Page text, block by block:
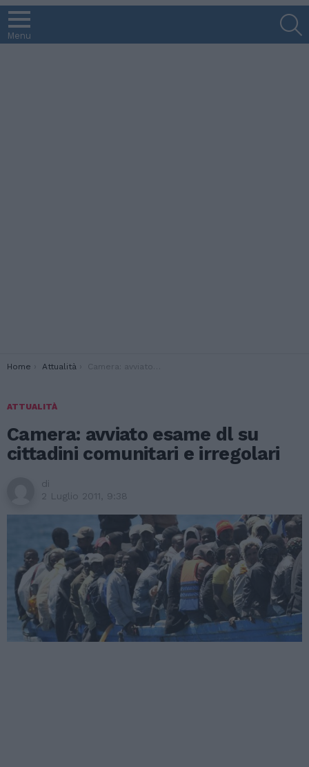
Menu
You are here:
Home Attualità Camera: avviato esame dl su cittadini comunitari e irregolari
ATTUALITÀ
Camera: avviato esame dl su
cittadini comunitari e irregolari
di
2 Luglio 2011, 9:38